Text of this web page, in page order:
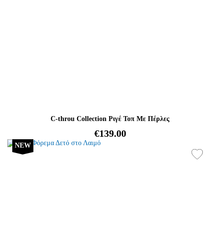
C-throu Collection Ριγέ Τοπ Με Πέρλες
€139.00
NEW